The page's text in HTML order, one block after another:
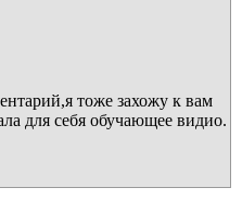
тоже захожу к вам
для себя обучающее видио.